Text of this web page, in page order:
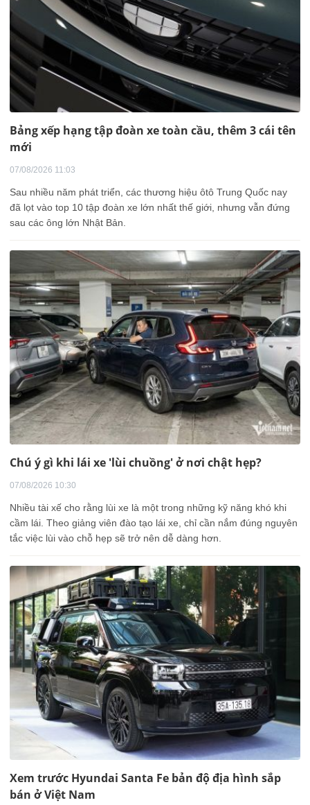
Bảng xếp hạng tập đoàn xe toàn cầu, thêm 3 cái tên
mới
07/08/2026 11:03
Sau nhiều năm phát triển, các thương hiệu ôtô Trung Quốc nay
đã lọt vào top 10 tập đoàn xe lớn nhất thế giới, nhưng vẫn đứng
sau các ông lớn Nhật Bản.
Chú ý gì khi lái xe 'lùi chuồng' ở nơi chật hẹp?
07/08/2026 10:30
Nhiều tài xế cho rằng lùi xe là một trong những kỹ năng khó khi
cầm lái. Theo giảng viên đào tạo lái xe, chỉ cần nắm đúng nguyên
tắc việc lùi vào chỗ hẹp sẽ trở nên dễ dàng hơn.
Xem trước Hyundai Santa Fe bản độ địa hình sắp
bán ở Việt Nam